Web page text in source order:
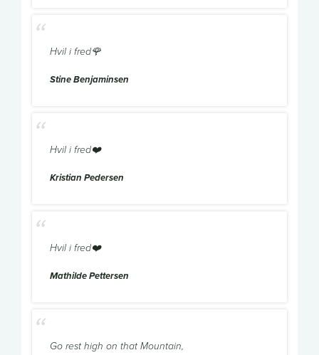
Hvil i fred🌹
Stine Benjaminsen
Hvil i fred❤️
Kristian Pedersen
Hvil i fred❤️
Mathilde Pettersen
Go rest high on that Mountain,